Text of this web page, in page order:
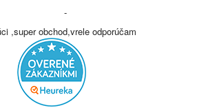
-
,super obchod,vrele odporúčam